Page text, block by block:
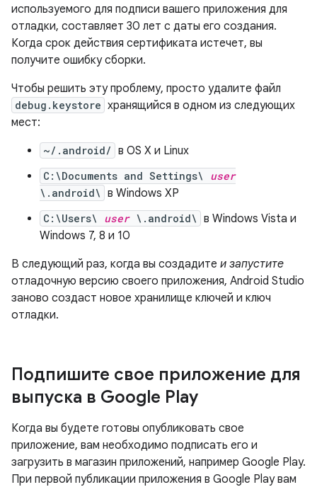
используемого для подписи вашего приложения для
отладки, составляет 30 лет с даты его создания.
Когда срок действия сертификата истечет, вы
получите ошибку сборки.
Чтобы решить эту проблему, просто удалите файл
debug.keystore хранящийся в одном из следующих
мест:
~/.android/ в OS X и Linux
C:\Documents and Settings\ user
\.android\ в Windows XP
C:\Users\ user\.android\ в Windows Vista и
Windows 7, 8 и 10
В следующий раз, когда вы создадите и запустите
отладочную версию своего приложения, Android Studio
заново создаст новое хранилище ключей и ключ
отладки.
Подпишите свое приложение для
выпуска в Google Play
Когда вы будете готовы опубликовать свое
приложение, вам необходимо подписать его и
загрузить в магазин приложений, например Google Play.
При первой публикации приложения в Google Play вам